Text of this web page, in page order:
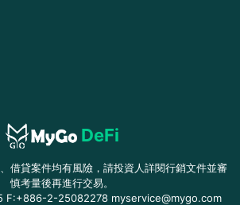
DeFi
借貸案件均有風險，請投資人詳閱行銷文件並審
慎考量後再進行交易。
F:+886-2-25082278 myservice@mygo.com